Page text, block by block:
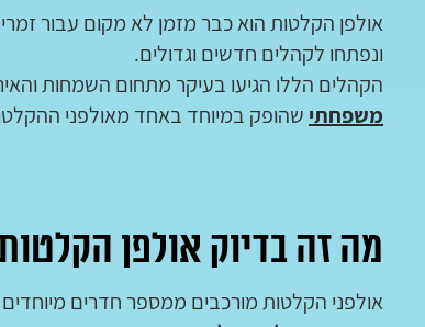
אולפן הקלטות הוא כבר מזמן לא מקום עבור
ונפתחו לקהלים חדשים וגדולים.
הקהלים הללו הגיעו בעיקר מתחום השמחות
משפחתי שהופק במיוחד באחד מאולפני
מה זה בדיוק אולפן
אולפני הקלטות מורכבים ממספר חדרים